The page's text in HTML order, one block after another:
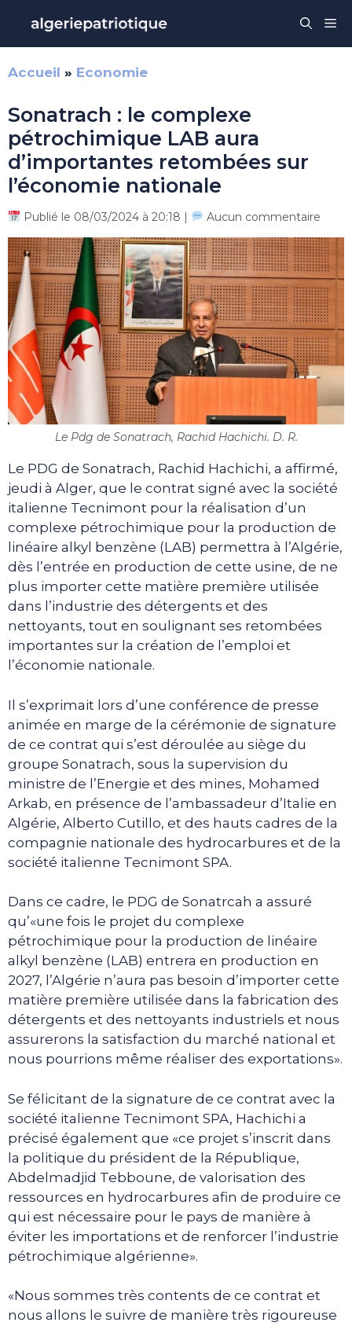
contenu
Accueil » Economie
Sonatrach : le complexe
pétrochimique LAB aura
d’importantes retombées sur
l’économie nationale
Publié le 08/03/2024 à 20:18 | Aucun commentaire
Le Pdg de Sonatrach, Rachid Hachichi. D. R.
Le PDG de Sonatrach, Rachid Hachichi, a affirmé,
jeudi à Alger, que le contrat signé avec la société
italienne Tecnimont pour la réalisation d’un
complexe pétrochimique pour la production de
linéaire alkyl benzène (LAB) permettra à l’Algérie,
dès l’entrée en production de cette usine, de ne
plus importer cette matière première utilisée
dans l’industrie des détergents et des
nettoyants, tout en soulignant ses retombées
importantes sur la création de l’emploi et
l’économie nationale.
Il s’exprimait lors d’une conférence de presse
animée en marge de la cérémonie de signature
de ce contrat qui s’est déroulée au siège du
groupe Sonatrach, sous la supervision du
ministre de l’Energie et des mines, Mohamed
Arkab, en présence de l’ambassadeur d’Italie en
Algérie, Alberto Cutillo, et des hauts cadres de la
compagnie nationale des hydrocarbures et de la
société italienne Tecnimont SPA.
Dans ce cadre, le PDG de Sonatrcah a assuré
qu’«une fois le projet du complexe
pétrochimique pour la production de linéaire
alkyl benzène (LAB) entrera en production en
2027, l’Algérie n’aura pas besoin d’importer cette
matière première utilisée dans la fabrication des
détergents et des nettoyants industriels et nous
assurerons la satisfaction du marché national et
nous pourrions même réaliser des exportations».
Se félicitant de la signature de ce contrat avec la
société italienne Tecnimont SPA, Hachichi a
précisé également que «ce projet s’inscrit dans
la politique du président de la République,
Abdelmadjid Tebboune, de valorisation des
ressources en hydrocarbures afin de produire ce
qui est nécessaire pour le pays de manière à
éviter les importations et de renforcer l’industrie
pétrochimique algérienne».
«Nous sommes très contents de ce contrat et
nous allons le suivre de manière très rigoureuse